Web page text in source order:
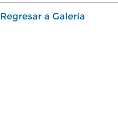
Regresar a Galería